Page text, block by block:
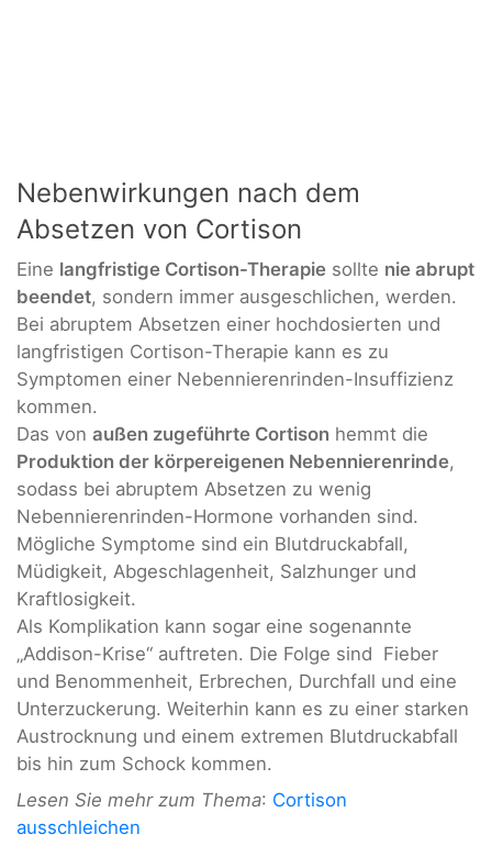
Nebenwirkungen nach dem
Absetzen von Cortison
Eine langfristige Cortison-Therapie sollte nie abrupt
beendet, sondern immer ausgeschlichen, werden.
Bei abruptem Absetzen einer hochdosierten und
langfristigen Cortison-Therapie kann es zu
Symptomen einer Nebennierenrinden-Insuffizienz
kommen.
Das von außen zugeführte Cortison hemmt die
Produktion der körpereigenen Nebennierenrinde,
sodass bei abruptem Absetzen zu wenig
Nebennierenrinden-Hormone vorhanden sind.
Mögliche Symptome sind ein Blutdruckabfall,
Müdigkeit, Abgeschlagenheit, Salzhunger und
Kraftlosigkeit.
Als Komplikation kann sogar eine sogenannte
„Addison-Krise“ auftreten. Die Folge sind Fieber
und Benommenheit, Erbrechen, Durchfall und eine
Unterzuckerung. Weiterhin kann es zu einer starken
Austrocknung und einem extremen Blutdruckabfall
bis hin zum Schock kommen.
Lesen Sie mehr zum Thema: Cortison
ausschleichen